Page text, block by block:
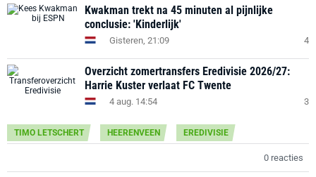
Kwakman trekt na 45 minuten al pijnlijke
conclusie: 'Kinderlijk'
Gisteren, 21:09 4
Overzicht zomertransfers Eredivisie 2026/27:
Harrie Kuster verlaat FC Twente
4 aug. 14:54 3
TIMO LETSCHERT HEERENVEEN EREDIVISIE
0 reacties